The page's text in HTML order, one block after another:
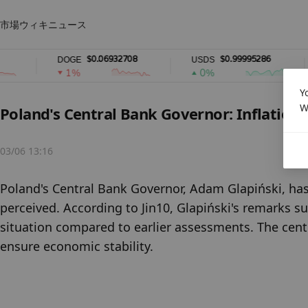
市場ウィキ ニュース
DOGE $0.06932708
1%
USDS $0.99995286
0%
Poland's Central Bank Governor: Inflation
03/06 13:16
Poland's Central Bank Governor, Adam Glapiński,
perceived. According to Jin10, Glapiński's remarks
situation compared to earlier assessments. The
ensure economic stability.